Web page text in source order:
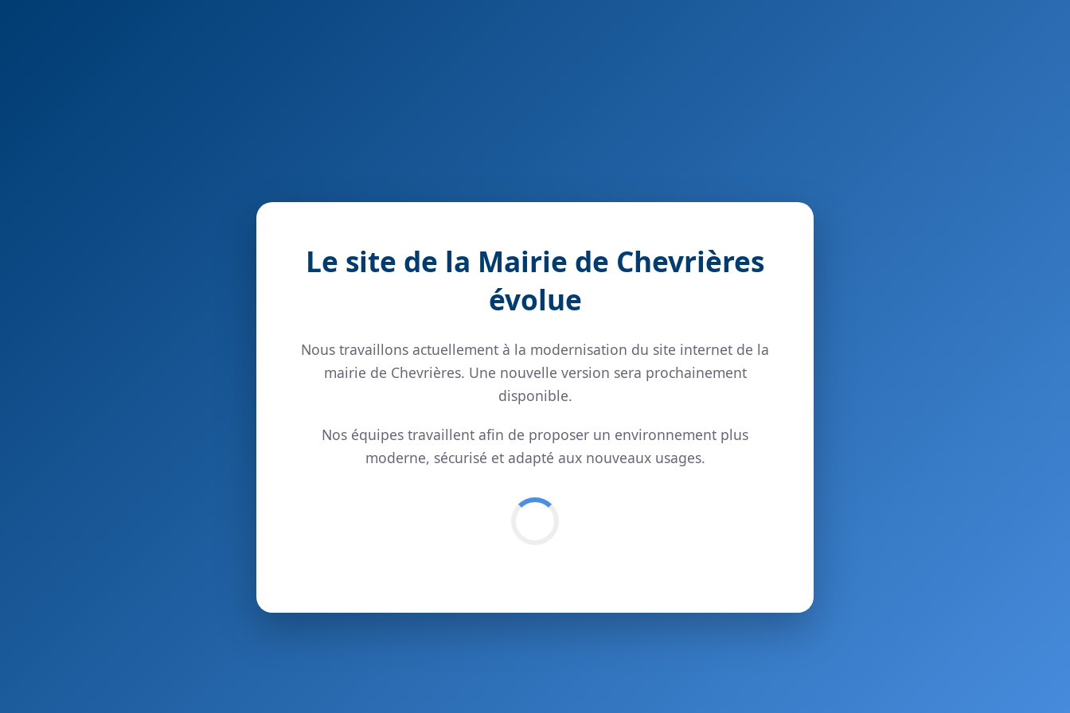
Le site de la Mairie de Chevrières
évolue
Nous travaillons actuellement à la modernisation du site internet de la
mairie de Chevrières. Une nouvelle version sera prochainement
disponible.
Nos équipes travaillent afin de proposer un environnement plus
moderne, sécurisé et adapté aux nouveaux usages.